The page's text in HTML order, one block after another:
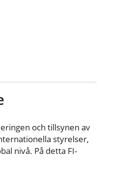
och tillsynen av
styrelser,
nivå. På detta FI-